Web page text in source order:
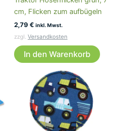
cm, Flicken zum aufbügeln
2,79 € inkl. Mwst.
zzgl. Versandkosten
In den Warenkorb